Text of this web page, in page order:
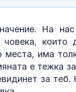
На
които
има
е тежка
за
доста добре на
Суифт
ускоряване на